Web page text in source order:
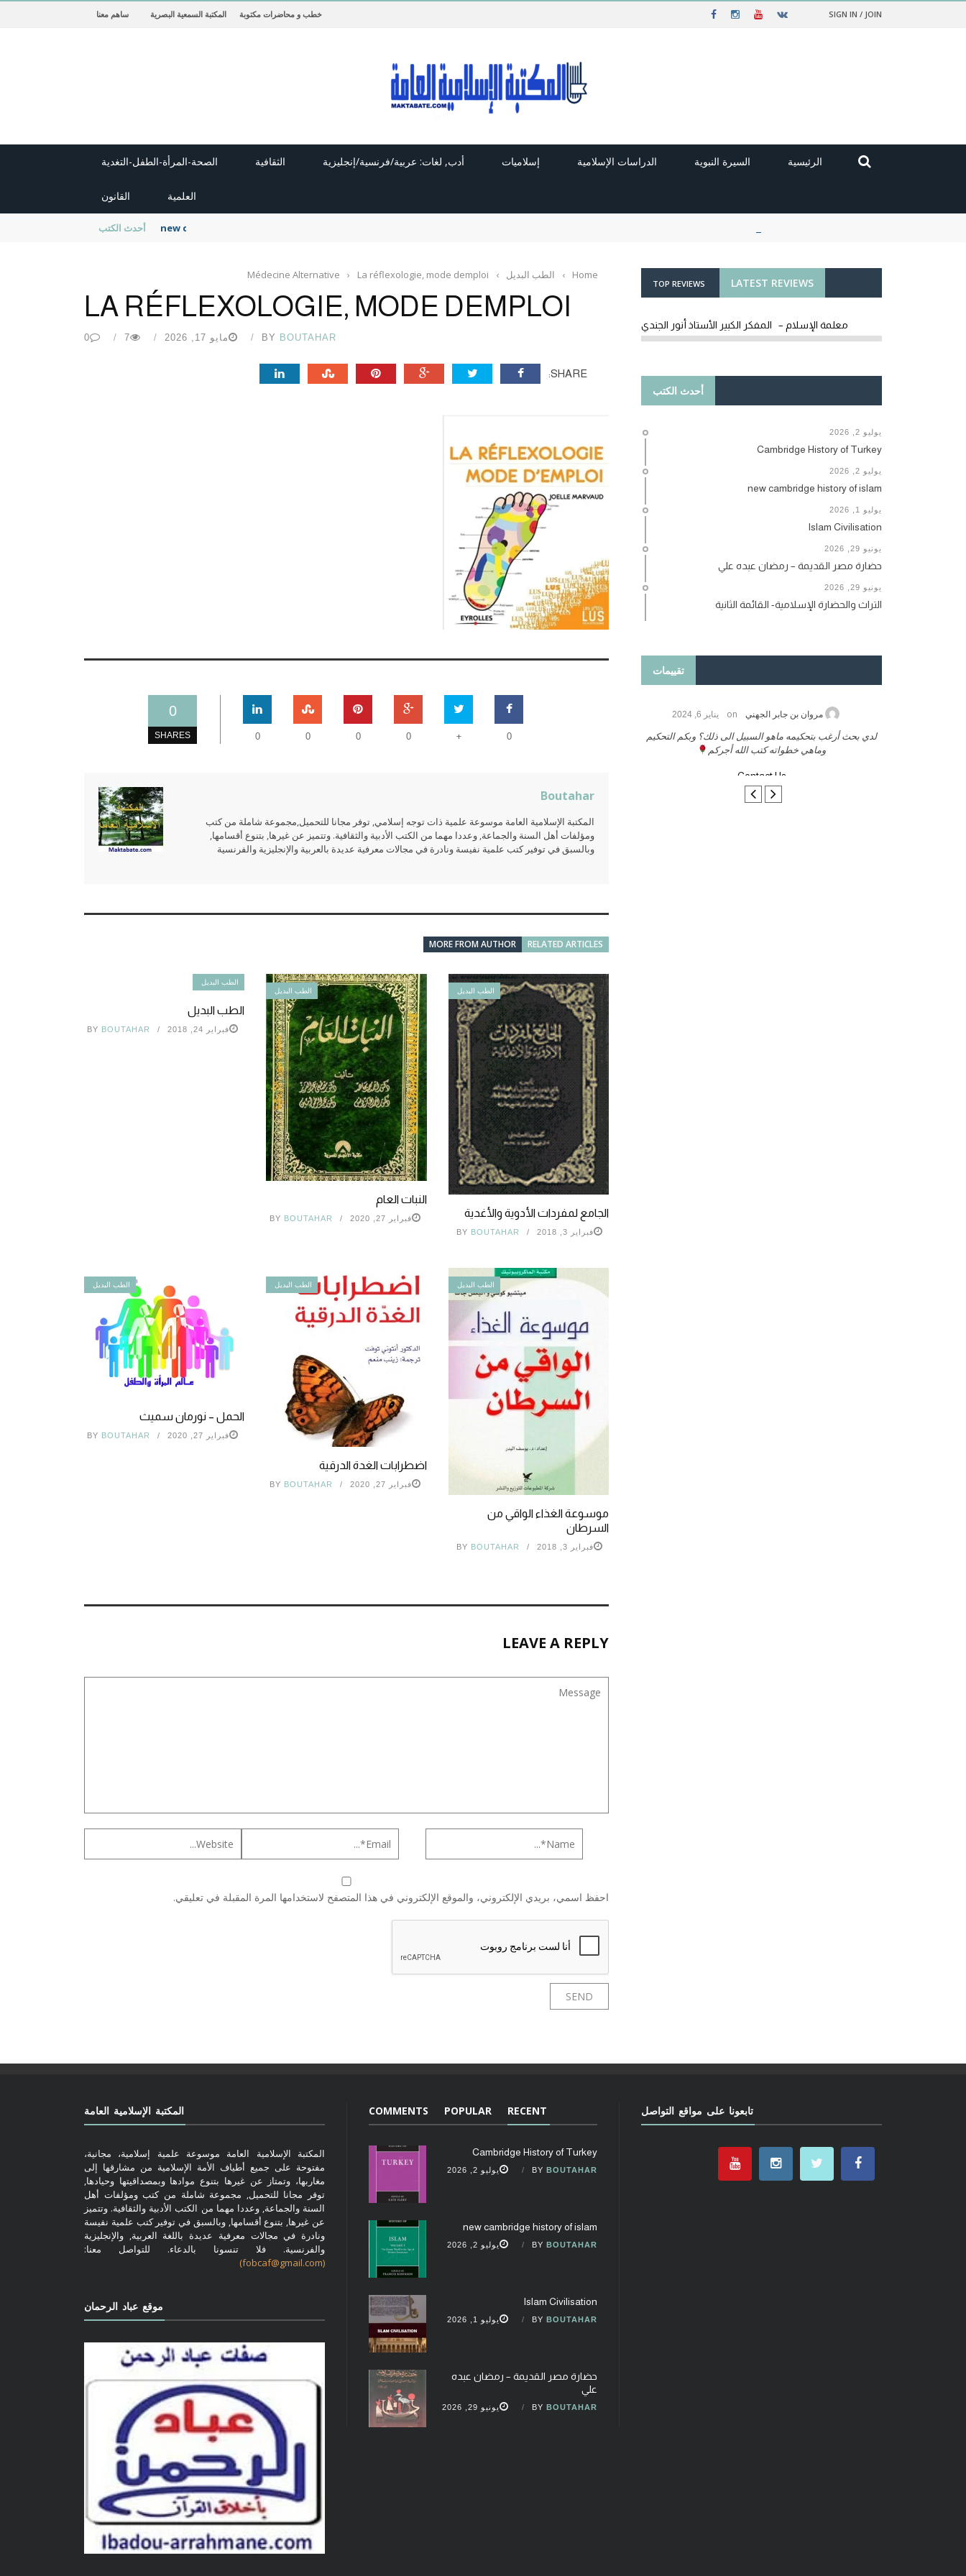
SIGN IN / JOIN خطب و محاضرات مكتوبة المكتبة السمعية البصرية ساهم معنا
الرئيسية السيرة النبوية الدراسات الإسلامية إسلاميات أدب, لغات: عربية/فرنسية/إنجليزية الثقافية الصحة-المرأة-الطفل-التغدية
العلمية القانون
أحدث الكتب new cambridge history of islam
Home
› الطب البديل ›
Médecine Alternative › La réflexologie, mode demploi
LA RÉFLEXOLOGIE, MODE DEMPLOI
BY BOUTAHAR مايو 17, 2026 7
0
SHARE:
0
SHARES 0
+
0
0
0
0
Boutahar
المكتبة الإسلامية العامة موسوعة علمية ذات توجه إسلامي, توفر مجانا للتحميل,مجموعة شاملة من كتب
ومؤلفات أهل السنة والجماعة, وعددا مهما من الكتب الأدبية والثقافية. وتتميز عن غيرها, بتنوع أقسامها,
وبالسبق في توفير كتب علمية نفيسة ونادرة في مجالات معرفية عديدة بالعربية والإنجليزية والفرنسية
RELATED ARTICLES
MORE FROM AUTHOR
الطب البديل
الطب البديل
فبراير 24, 2018 BY BOUTAHAR
الطب البديل
النبات العام
فبراير 27, 2020 BY BOUTAHAR
الطب البديل
الجامع لمفردات الأدوية والأغدية
فبراير 3, 2018 BY BOUTAHAR
الطب البديل
الحمل – نورمان سميث
فبراير 27, 2020 BY BOUTAHAR
الطب البديل
اضطرابات الغدة الدرقية
فبراير 27, 2020 BY BOUTAHAR
الطب البديل
موسوعة الغذاء الواقي من
السرطان
فبراير 3, 2018 BY BOUTAHAR
LEAVE A REPLY
احفظ اسمي، بريدي الإلكتروني، والموقع الإلكتروني في هذا المتصفح لاستخدامها المرة المقبلة في تعليقي.
LATEST REVIEWS
TOP REVIEWS
معلمة الإسلام – المفكر الكبير الأستاذ أنور الجندي
أحدث الكتب
يوليو 2, 2026
Cambridge History of Turkey
يوليو 2, 2026
new cambridge history of islam
يوليو 1, 2026
Islam Civilisation
يونيو 29, 2026
حضارة مصر القديمة – رمضان عبده علي
يونيو 29, 2026
التراث والحضارة الإسلامية- القائمة الثانية
تقييمات
مروان بن جابر الجهني on يناير 6, 2024
لدي بحث أرغب بتحكيمه ماهو السبيل الى ذلك؟ وبكم التحكيم
وماهي خطواته كتب الله أجركم
Contact Us
المكتبة الإسلامية العامة
المكتبة الإسلامية العامة موسوعة علمية إسلامية، مجانية،
مفتوحة على جميع أطياف الأمة الإسلامية من مشارقها إلى
مغاربها، وتمتاز عن غيرها بتنوع موادها وبمصداقيتها وحيادها,
توفر مجانا للتحميل, مجموعة شاملة من كتب ومؤلفات أهل
السنة والجماعة, وعددا مهما من الكتب الأدبية والثقافية. وتتميز
عن غيرها, بتنوع أقسامها, وبالسبق في توفير كتب علمية نفيسة
ونادرة في مجالات معرفية عديدة باللغة العربية, والإنجليزية
والفرنسية. فلا تنسونا بالدعاء. للتواصل معنا:
(fobcaf@gmail.com)
موقع عباد الرحمان
RECENT
POPULAR
COMMENTS
Cambridge History of Turkey
BY BOUTAHAR يوليو 2, 2026
new cambridge history of islam
BY BOUTAHAR يوليو 2, 2026
Islam Civilisation
BY BOUTAHAR يوليو 1, 2026
حضارة مصر القديمة – رمضان عبده
علي
BY BOUTAHAR يونيو 29, 2026
تابعونا على مواقع التواصل